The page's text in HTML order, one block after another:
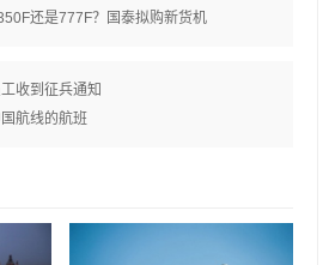
还是777F？国泰拟购新货机
收到征兵通知
航线的航班